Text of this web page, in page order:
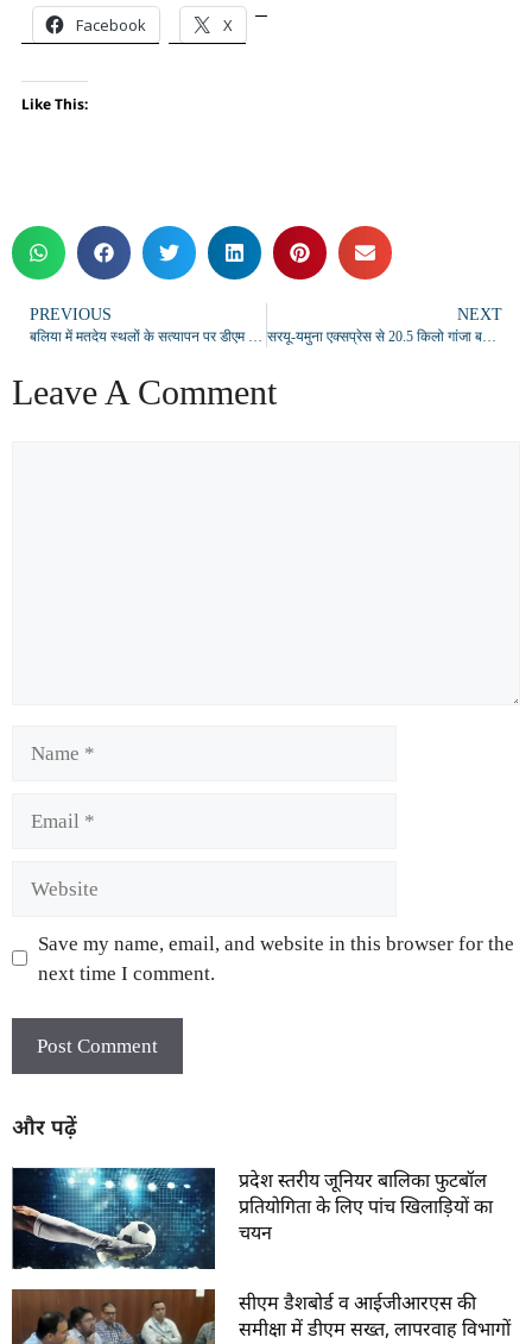
Facebook X
Like This:
PREVIOUS
बलिया में मतदेय स्थलों के सत्यापन पर डीएम सख्त, 1200 मतदाताओं के मानक पर होगा बूथों का पुनर्गठन
NEXT
सरयू-यमुना एक्सप्रेस से 20.5 किलो गांजा बरामद, आरपीएफ की सतर्कता से तस्करी की कोशिश नाकम
Leave A Comment
Save my name, email, and website in this browser for the
next time I comment.
और पढ़ें
प्रदेश स्तरीय जूनियर बालिका फुटबॉल
प्रतियोगिता के लिए पांच खिलाड़ियों का
चयन
सीएम डैशबोर्ड व आईजीआरएस की
समीक्षा में डीएम सख्त, लापरवाह विभागों